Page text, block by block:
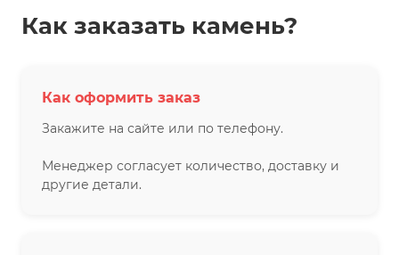
Как заказать камень?
Как оформить заказ
Закажите на сайте или по телефону.
Менеджер согласует количество, доставку и
другие детали.